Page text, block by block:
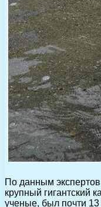
По данным
крупный гигантский
ученые, был почти